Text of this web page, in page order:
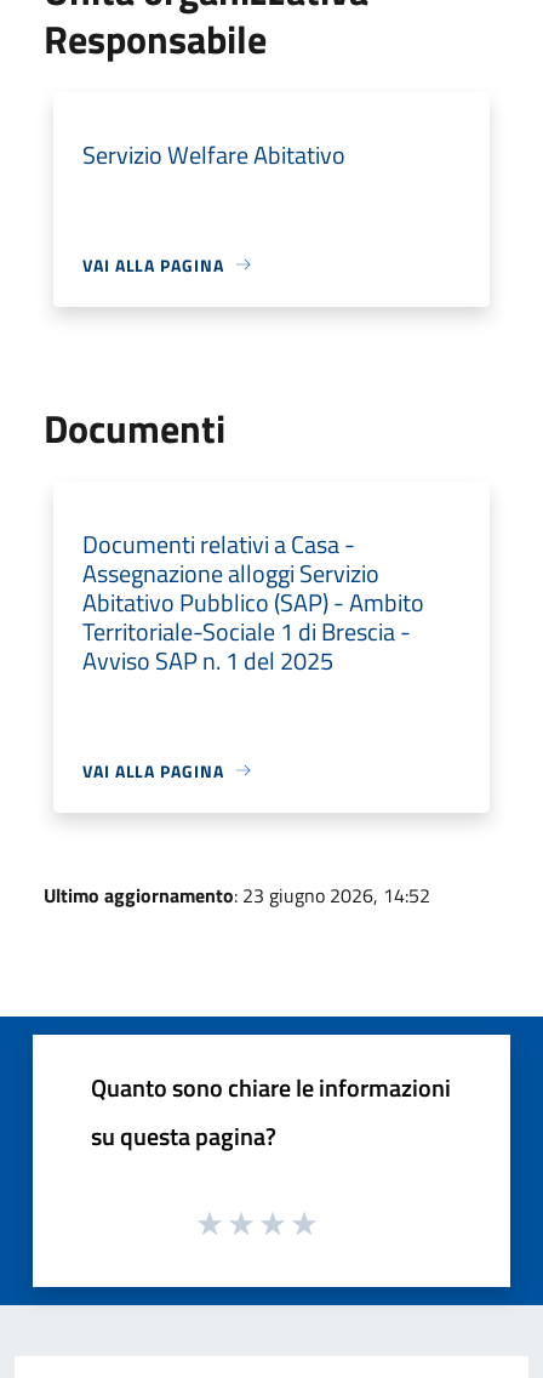
Responsabile
Servizio Welfare Abitativo
VAI ALLA PAGINA
Documenti
Documenti relativi a Casa -
Assegnazione alloggi Servizio
Abitativo Pubblico (SAP) - Ambito
Territoriale-Sociale 1 di Brescia -
Avviso SAP n. 1 del 2025
VAI ALLA PAGINA
Ultimo aggiornamento: 23 giugno 2026, 14:52
Quanto sono chiare le informazioni
su questa pagina?